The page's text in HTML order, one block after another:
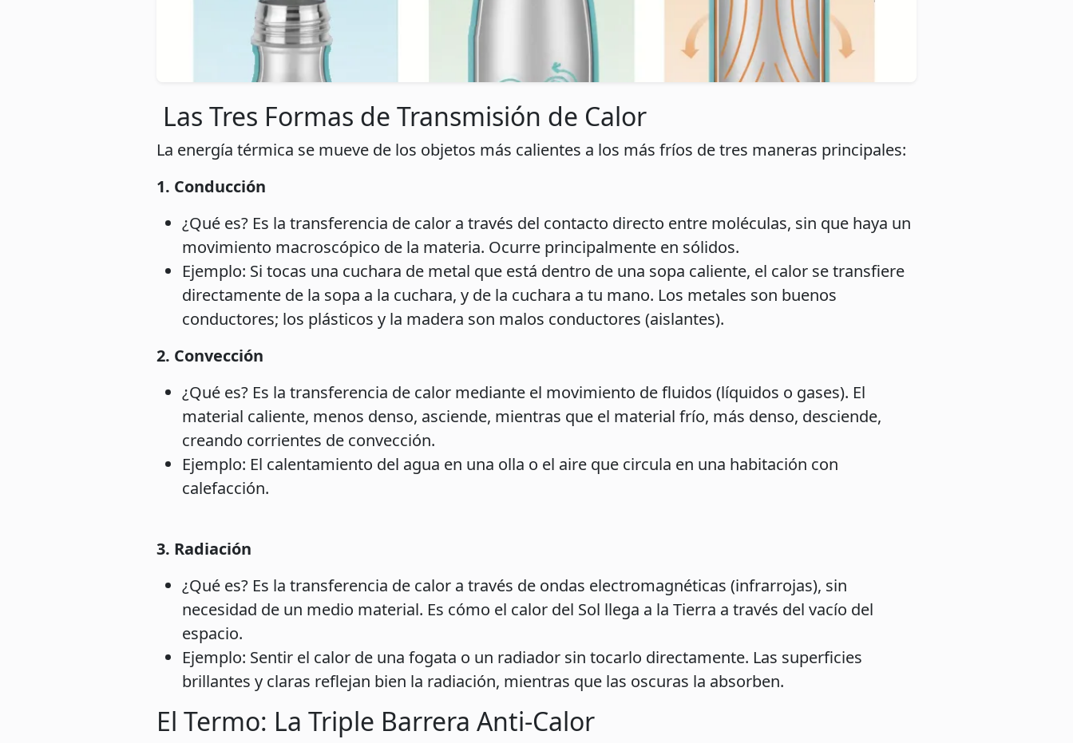
Las Tres Formas de Transmisión de Calor
La energía térmica se mueve de los objetos más calientes a los más fríos de tres maneras principales:
1. Conducción
¿Qué es? Es la transferencia de calor a través del contacto directo entre moléculas, sin que haya un
movimiento macroscópico de la materia. Ocurre principalmente en sólidos.
Ejemplo: Si tocas una cuchara de metal que está dentro de una sopa caliente, el calor se transfiere
directamente de la sopa a la cuchara, y de la cuchara a tu mano. Los metales son buenos
conductores; los plásticos y la madera son malos conductores (aislantes).
2. Convección
¿Qué es? Es la transferencia de calor mediante el movimiento de fluidos (líquidos o gases). El
material caliente, menos denso, asciende, mientras que el material frío, más denso, desciende,
creando corrientes de convección.
Ejemplo: El calentamiento del agua en una olla o el aire que circula en una habitación con
calefacción.
3. Radiación
¿Qué es? Es la transferencia de calor a través de ondas electromagnéticas (infrarrojas), sin
necesidad de un medio material. Es cómo el calor del Sol llega a la Tierra a través del vacío del
espacio.
Ejemplo: Sentir el calor de una fogata o un radiador sin tocarlo directamente. Las superficies
brillantes y claras reflejan bien la radiación, mientras que las oscuras la absorben.
El Termo: La Triple Barrera Anti-Calor